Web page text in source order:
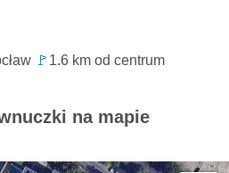
🚩 1.6 km od centrum
na mapie